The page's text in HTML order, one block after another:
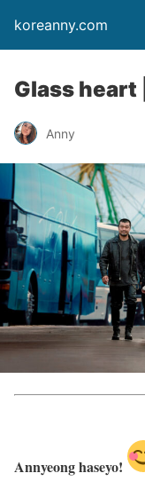
koreanny.com
Glass heart
Anny
Annyeong haseyo!